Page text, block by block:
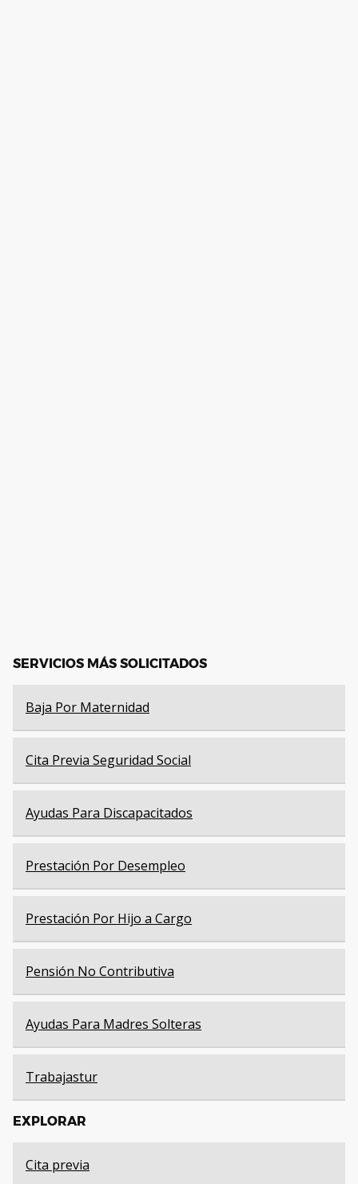
SERVICIOS MÁS SOLICITADOS
Baja Por Maternidad
Cita Previa Seguridad Social
Ayudas Para Discapacitados
Prestación Por Desempleo
Prestación Por Hijo a Cargo
Pensión No Contributiva
Ayudas Para Madres Solteras
Trabajastur
EXPLORAR
Cita previa